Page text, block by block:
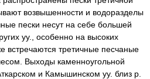
возвышенности и водоразделы
пески несут на себе большей
уу., особенно на высоких
встречаются третичные песчаные
Выходы каменноугольной
и Камышинском уу. близ р.